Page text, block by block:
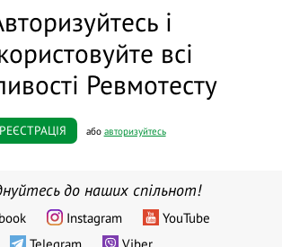
і
всі
Ревмотесту
РЕЄСТРАЦІЯ або авторизуйтесь
до наших спільнот!
Instagram
YouTube